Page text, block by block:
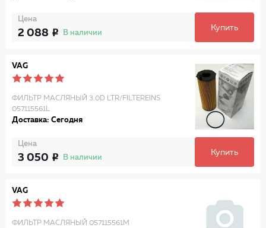
Цена
2 088 В наличии
Купить
VAG
ФИЛЬТР МАСЛЯНЫЙ 3.0D LTR/FILTEREINS
057115561L
Доставка: Сегодня
Цена
3 050 В наличии
Купить
VAG
ФИЛЬТР МАСЛЯНЫЙ 057115561M